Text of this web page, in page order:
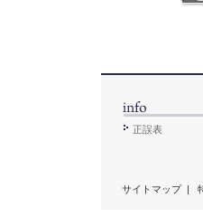
正誤表
サイトマップ